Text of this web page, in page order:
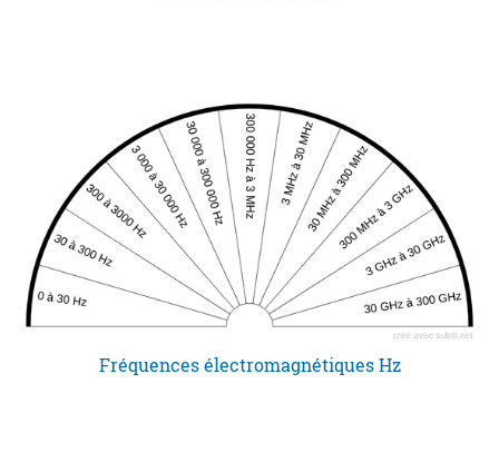
Fréquences électromagnétiques Hz